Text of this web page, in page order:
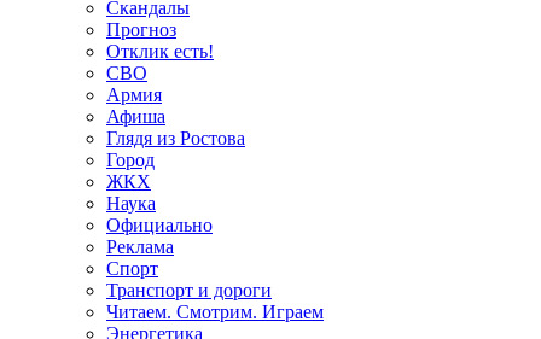
Скандалы
Прогноз
Отклик есть!
СВО
Армия
Афиша
Глядя из Ростова
Город
ЖКХ
Наука
Официально
Реклама
Спорт
Транспорт и дороги
Читаем. Смотрим. Играем
Энергетика